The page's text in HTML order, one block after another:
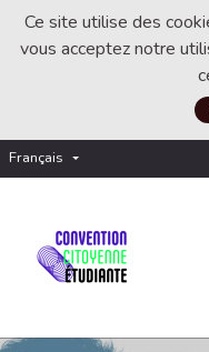
Ce site utilise des
vous acceptez notre
Français Choisir la langue